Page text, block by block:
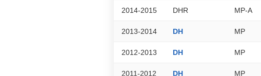
2014-2015 DHR MP-A
2013-2014 DH MP
2012-2013 DH MP
2011-2012 DH MP